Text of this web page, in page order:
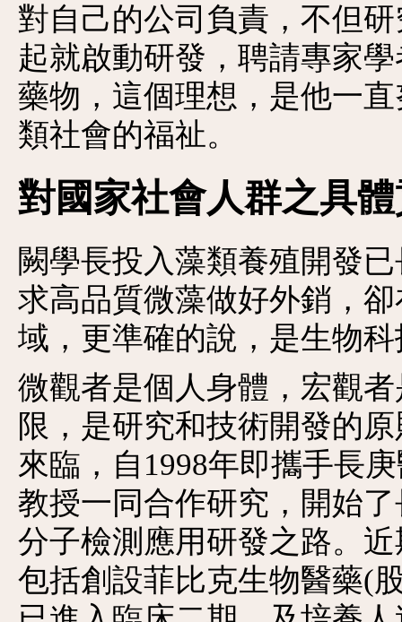
對自己的公司負責，不但
起就啟動研發，聘請專家
藥物，這個理想，是他一
類社會的福祉。
對國家社會人群之具
闕學長投入藻類養殖開發
求高品質微藻做好外銷，
域，更準確的說，是生物
微觀者是個人身體，宏觀
限，是研究和技術開發的
來臨，自1998年即攜手長
教授一同合作研究，開始
分子檢測應用研發之路。
包括創設菲比克生物醫藥(